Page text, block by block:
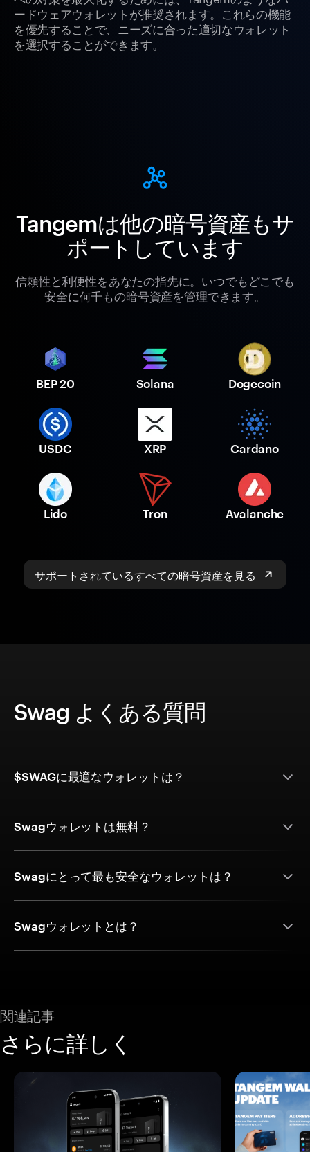
ードウェアウォレットが推奨されます。これらの機能
を優先することで、ニーズに合った適切なウォレット
を選択することができます。
Tangemは他の暗号資産もサ
ポートしています
信頼性と利便性をあなたの指先に。いつでもどこでも
安全に何千もの暗号資産を管理できます。
BEP 20 Solana Dogecoin
USDC XRP Cardano
Lido Tron Avalanche
サポートされているすべての暗号資産を見る
Swag よくある質問
$SWAGに最適なウォレットは？
Swagウォレットは無料？
Swagにとって最も安全なウォレットは？
Swagウォレットとは？
関連記事
さらに詳しく